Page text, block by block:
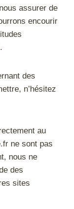
assurer de
encourir
des
n’hésitez
au
ne sont pas
nous ne
des
sites